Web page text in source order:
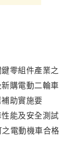
零組件產業之
購電動二輪車
助實施要
能及安全測試
電動機車合格